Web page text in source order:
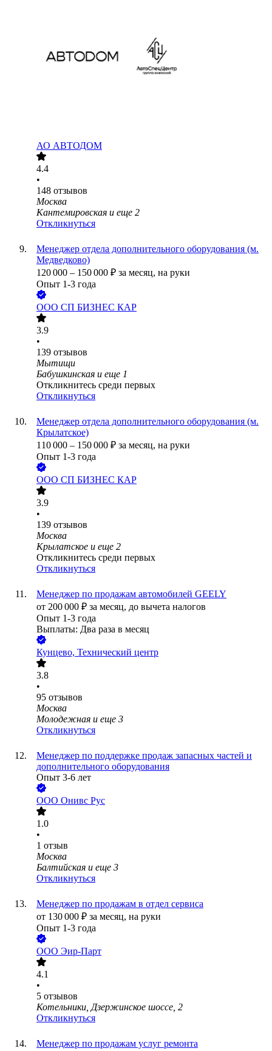
АО АВТОДОМ
4.4
•
148 отзывов
Москва
Кантемировская и еще 2
Откликнуться
Менеджер отдела дополнительного оборудования (м.
Медведково)
120 000 – 150 000 ₽ за месяц, на руки
Опыт 1-3 года
ООО СП БИЗНЕС КАР
3.9
•
139 отзывов
Мытищи
Бабушкинская и еще 1
Откликнитесь среди первых
Откликнуться
Менеджер отдела дополнительного оборудования (м.
Крылатское)
110 000 – 150 000 ₽ за месяц, на руки
Опыт 1-3 года
ООО СП БИЗНЕС КАР
3.9
•
139 отзывов
Москва
Крылатское и еще 2
Откликнитесь среди первых
Откликнуться
Менеджер по продажам автомобилей GEELY
от 200 000 ₽ за месяц, до вычета налогов
Опыт 1-3 года
Выплаты: Два раза в месяц
Кунцево, Технический центр
3.8
•
95 отзывов
Москва
Молодежная и еще 3
Откликнуться
Менеджер по поддержке продаж запасных частей и
дополнительного оборудования
Опыт 3-6 лет
ООО Онивс Рус
1.0
•
1 отзыв
Москва
Балтийская и еще 3
Откликнуться
Менеджер по продажам в отдел сервиса
от 130 000 ₽ за месяц, на руки
Опыт 1-3 года
ООО Эир-Парт
4.1
•
5 отзывов
Котельники, Дзержинское шоссе, 2
Откликнуться
Менеджер по продажам услуг ремонта